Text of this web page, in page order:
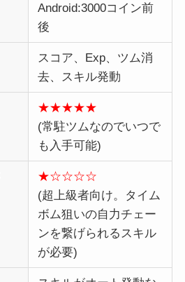
Android:3000コイン前
後
スコア、Exp、ツム消
去、スキル発動
★★★★★
(常駐ツムなのでいつで
も入手可能)
★☆☆☆☆
(超上級者向け。タイム
ボム狙いの自力チェー
ンを繋げられるスキル
が必要)